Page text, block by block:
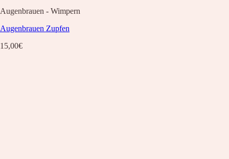
Augenbrauen - Wimpern
Augenbrauen Zupfen
15,00€